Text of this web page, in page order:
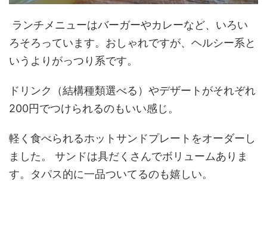
ランチメニューはバーガーやカレーなど、いろい
ろそろっています。おしゃれですが、ヘルシー系と
いうよりがっつり系です。
ドリンク（結構種類選べる）やデザートがそれぞれ
200円でつけられるのもいい感じ。
軽く食べられるホットサンドプレートをオーダーし
ました。 サンドは具だくさんでボリュームありま
す。タパス的に一品ついてるのも嬉しい。